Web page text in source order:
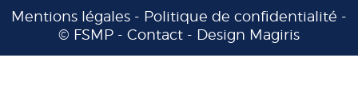
Mentions légales - Politique de confidentialité -
© FSMP - Contact - Design Magiris